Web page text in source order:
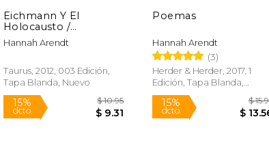
Eichmann Y El
Holocausto /
Eichmann and the
Holocaust
Hannah Arendt
Taurus, 2012, 003 Edición,
Tapa Blanda, Nuevo
Poemas
Hannah Arendt
(3)
Herder & Herder, 2017, 1
Edición, Tapa Blanda,
Nuevo